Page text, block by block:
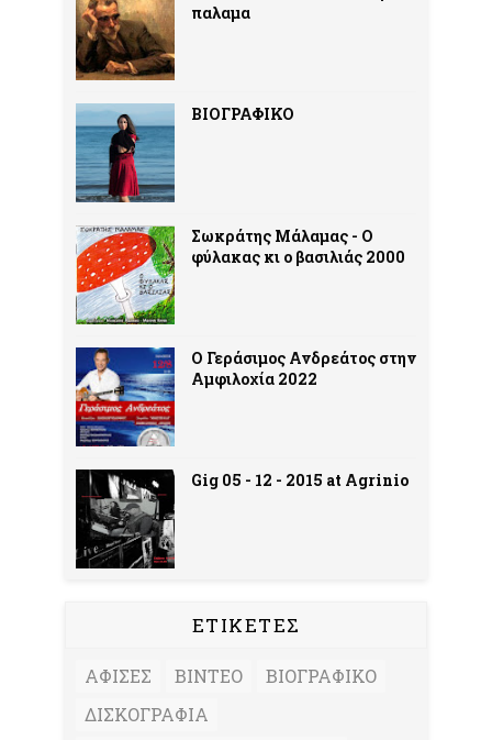
παλαμα
ΒΙΟΓΡΑΦΙΚΟ
Σωκράτης Μάλαμας - Ο
φύλακας κι ο βασιλιάς 2000
Ο Γεράσιμος Ανδρεάτος στην
Αμφιλοχία 2022
Gig 05 - 12 - 2015 at Agrinio
ΕΤΙΚΕΤΕΣ
ΑΦΙΣΕΣ ΒΙΝΤΕΟ
ΒΙΟΓΡΑΦΙΚΟ
ΔΙΣΚΟΓΡΑΦΙΑ